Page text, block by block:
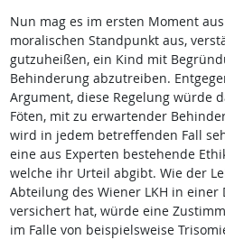
Nun mag es im ersten Moment
moralischen Standpunkt aus,
gutzuheißen, ein Kind mit
Behinderung abzutreiben.
Argument, diese Regelung würde
Föten, mit zu erwartender
wird in jedem betreffenden Fall
eine aus Experten bestehende
welche ihr Urteil abgibt. Wie der
Abteilung des Wiener LKH in einer
versichert hat, würde eine
im Falle von beispielsweise